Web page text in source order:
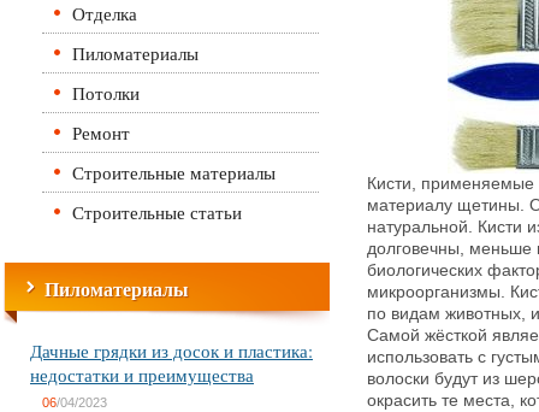
Отделка
Пиломатериалы
Потолки
Ремонт
Строительные материалы
Строительные статьи
Пиломатериалы
Дачные грядки из досок и пластика:
недостатки и преимущества
06/04/2023
Кисти, применяемые
материалу щетины.
натуральной. Кисти
долговечны, меньше
биологических
микроорганизмы.
по видам животных,
Самой жёсткой
использовать с
волоски будут из
окрасить те места,